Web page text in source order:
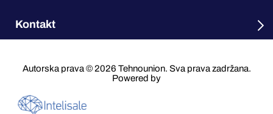
Kontakt
Autorska prava © 2026 Tehnounion. Sva prava zadržana.
Powered by